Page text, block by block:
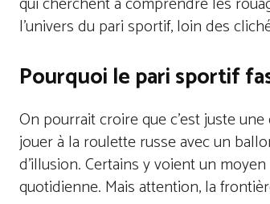
l’univers du pari sportif, loin des
Pourquoi le pari sportif
On pourrait croire que c’est juste
jouer à la roulette russe avec un
d’illusion. Certains y voient un
quotidienne. Mais attention, la